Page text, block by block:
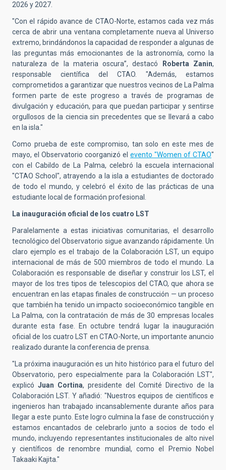
2026 y 2027.
"Con el rápido avance de CTAO-Norte, estamos cada vez más
cerca de abrir una ventana completamente nueva al Universo
extremo, brindándonos la capacidad de responder a algunas de
las preguntas más emocionantes de la astronomía, como la
naturaleza de la materia oscura”, destacó
Roberta Zanin,
responsable científica del CTAO. "Además, estamos
comprometidos a garantizar que nuestros vecinos de La Palma
formen parte de este progreso a través de programas de
divulgación y educación, para que puedan participar y sentirse
orgullosos de la ciencia sin precedentes que se llevará a cabo
en la isla."
Como prueba de este compromiso, tan solo en este mes de
mayo, el Observatorio coorganizó el evento "Women of CTAO"
con el Cabildo de La Palma, celebró la escuela internacional
"CTAO School", atrayendo a la isla a estudiantes de doctorado
de todo el mundo, y celebró el éxito de las prácticas de una
estudiante local de formación profesional.
La inauguración oficial de los cuatro LST
Paralelamente a estas iniciativas comunitarias, el desarrollo
tecnológico del Observatorio sigue avanzando rápidamente. Un
claro ejemplo es el trabajo de la Colaboración LST, un equipo
internacional de más de 500 miembros de todo el mundo. La
Colaboración es responsable de diseñar y construir los LST, el
mayor de los tres tipos de telescopios del CTAO, que ahora se
encuentran en las etapas finales de construcción — un proceso
que también ha tenido un impacto socioeconómico tangible en
La Palma, con la contratación de más de 30 empresas locales
durante esta fase. En octubre tendrá lugar la inauguración
oficial de los cuatro LST en CTAO-Norte, un importante anuncio
realizado durante la conferencia de prensa.
"La próxima inauguración es un hito histórico para el futuro del
Observatorio, pero especialmente para la Colaboración LST",
explicó Juan Cortina, presidente del Comité Directivo de la
Colaboración LST. Y añadió: "Nuestros equipos de científicos e
ingenieros han trabajado incansablemente durante años para
llegar a este punto. Este logro culmina la fase de construcción y
estamos encantados de celebrarlo junto a socios de todo el
mundo, incluyendo representantes institucionales de alto nivel
y científicos de renombre mundial, como el Premio Nobel
Takaaki Kajita."